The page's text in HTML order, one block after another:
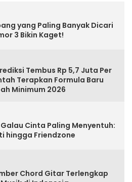
yang Paling Banyak Dicari
3 Bikin Kaget!
Tembus Rp 5,7 Juta Per
Terapkan Formula Baru
Minimum 2026
Cinta Paling Menyentuh:
hingga Friendzone
Chord Gitar Terlengkap